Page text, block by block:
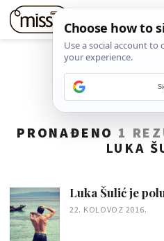
PRONAĐENO 1
LUKA
Luka Šulić je
22. KOLOVOZ 2016.